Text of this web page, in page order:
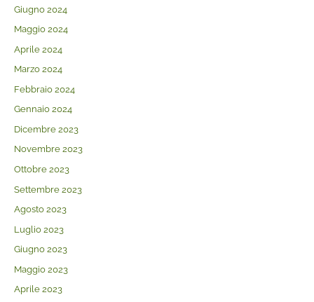
Giugno 2024
Maggio 2024
Aprile 2024
Marzo 2024
Febbraio 2024
Gennaio 2024
Dicembre 2023
Novembre 2023
Ottobre 2023
Settembre 2023
Agosto 2023
Luglio 2023
Giugno 2023
Maggio 2023
Aprile 2023